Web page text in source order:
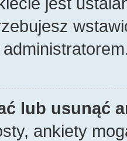
lub usunąć
ankiety